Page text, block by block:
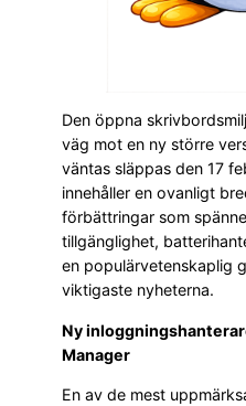
Den öppna
väg mot en ny större
väntas släppas den 17
innehåller en ovanligt
förbättringar som
tillgänglighet,
en populärvetenskaplig
viktigaste nyheterna.
Ny
Manager
En av de mest